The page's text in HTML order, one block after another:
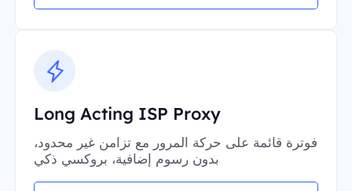
Long Acting ISP Proxy
فوترة قائمة على حركة المرور مع تزامن غير محدود،
بدون رسوم إضافية، بروكسي ذكي